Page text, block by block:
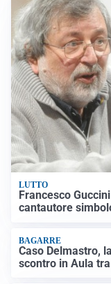
LUTTO
Francesco
cantautore
BAGARRE
Caso Delmastro,
scontro in Aula